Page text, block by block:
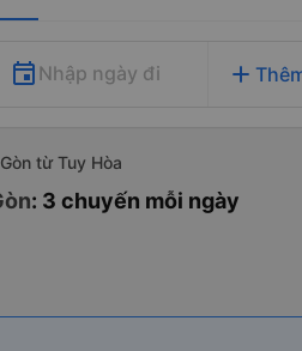
Nhập ngày đi add
từ Tuy Hòa
: 3 chuyến mỗi ngày